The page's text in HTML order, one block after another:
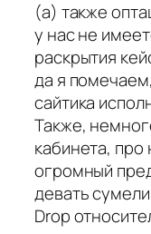
(а) также
у нас не
раскрытия
да я
сайтика
Также,
кабинета,
огромный
девать
Drop